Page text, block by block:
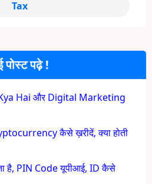
पोस्ट पढ़े !
Hai और Digital Marketing
कैसे ख़रीदें, क्या होती
है, PIN Code यूपीआई, ID कैसे
Tax